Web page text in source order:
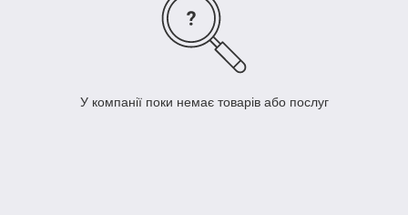
У компанії поки немає товарів або послуг